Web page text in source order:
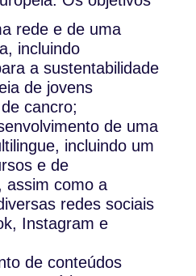
rede e de uma
incluindo
a sustentabilidade
de jovens
cancro;
de uma
incluindo um
e de
assim como a
redes sociais
Instagram e
de conteúdos